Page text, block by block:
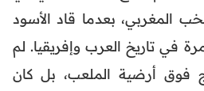
المغربي، بعدما قاد الأسود
في تاريخ العرب وإفريقيا. لم
فوق أرضية الملعب، بل كان